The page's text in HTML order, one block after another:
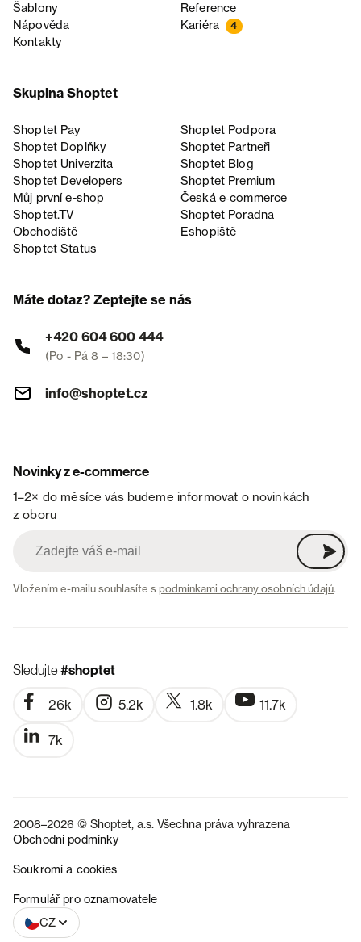
Šablony
Reference
Nápověda
Kariéra 4
Kontakty
Skupina Shoptet
Shoptet Pay
Shoptet Podpora
Shoptet Doplňky
Shoptet Partneři
Shoptet Univerzita
Shoptet Blog
Shoptet Developers
Shoptet Premium
Můj první e-shop
Česká e‑commerce
Shoptet.TV
Shoptet Poradna
Obchodiště
Eshopiště
Shoptet Status
Máte dotaz? Zeptejte se nás
+420 604 600 444
(Po - Pá 8 – 18:30)
info@shoptet.cz
Novinky z e-commerce
1–2× do měsíce vás budeme informovat o novinkách
z oboru
Vložením e-mailu souhlasíte spodmínkami ochrany osobních údajů.
Sledujte#shoptet
26k 5.2k 1.8k 11.7k
7k
2008–2026 © Shoptet, a.s. Všechna práva vyhrazena
Obchodní podmínky
Soukromí a cookies
Formulář pro oznamovatele
CZ